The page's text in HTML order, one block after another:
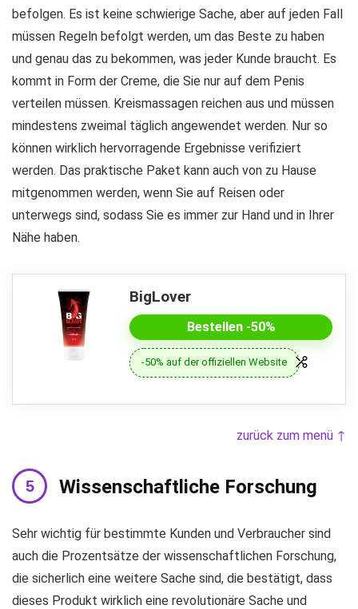
befolgen. Es ist keine schwierige Sache, aber auf jeden Fall
müssen Regeln befolgt werden, um das Beste zu haben
und genau das zu bekommen, was jeder Kunde braucht. Es
kommt in Form der Creme, die Sie nur auf dem Penis
verteilen müssen. Kreismassagen reichen aus und müssen
mindestens zweimal täglich angewendet werden. Nur so
können wirklich hervorragende Ergebnisse verifiziert
werden. Das praktische Paket kann auch von zu Hause
mitgenommen werden, wenn Sie auf Reisen oder
unterwegs sind, sodass Sie es immer zur Hand und in Ihrer
Nähe haben.
BigLover
Bestellen -50%
-50% auf der offiziellen Website
zurück zum menü ↑
Wissenschaftliche Forschung
Sehr wichtig für bestimmte Kunden und Verbraucher sind
auch die Prozentsätze der wissenschaftlichen Forschung,
die sicherlich eine weitere Sache sind, die bestätigt, dass
dieses Produkt wirklich eine revolutionäre Sache und